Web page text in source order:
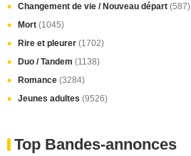
Changement de vie / Nouveau départ (587)
Mort (1045)
Rire et pleurer (1702)
Duo / Tandem (1138)
Romance (3284)
Jeunes adultes (9526)
Top Bandes-annonces